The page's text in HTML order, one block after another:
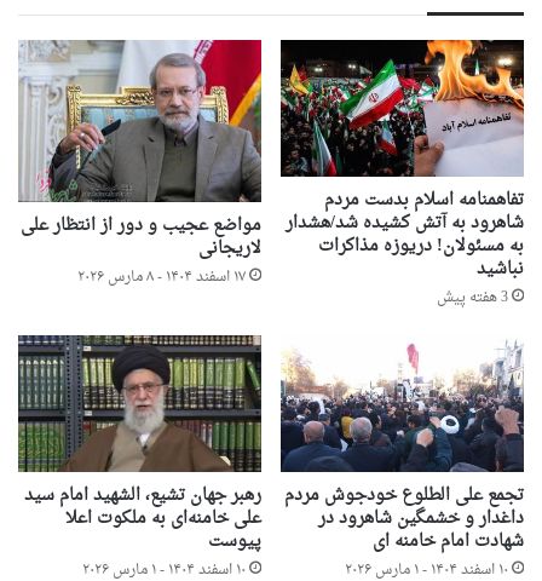
تفاهمنامه اسلام بدست مردم
شاهرود به آتش کشیده شد/هشدار
به مسئولان! دریوزه مذاکرات
نباشید
3 هفته پیش
مواضع عجیب و دور از انتظار علی
لاریجانی
۱۷ اسفند ۱۴۰۴ - ۸ مارس ۲۰۲۶
تجمع علی الطلوع خودجوش مردم
داغدار و خشمگین شاهرود در
شهادت امام خامنه ای
۱۰ اسفند ۱۴۰۴ - ۱ مارس ۲۰۲۶
رهبر جهان تشیع، الشهید امام سید
علی خامنه‌ای به ملکوت اعلا
پیوست
۱۰ اسفند ۱۴۰۴ - ۱ مارس ۲۰۲۶